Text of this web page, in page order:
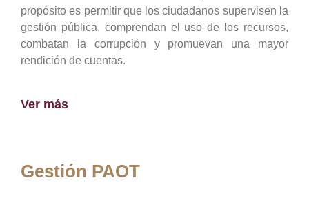
propósito es permitir que los ciudadanos supervisen la
gestión pública, comprendan el uso de los recursos,
combatan la corrupción y promuevan una mayor
rendición de cuentas.
Ver más
Gestión PAOT